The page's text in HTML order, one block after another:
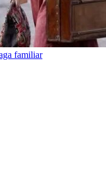
familiar